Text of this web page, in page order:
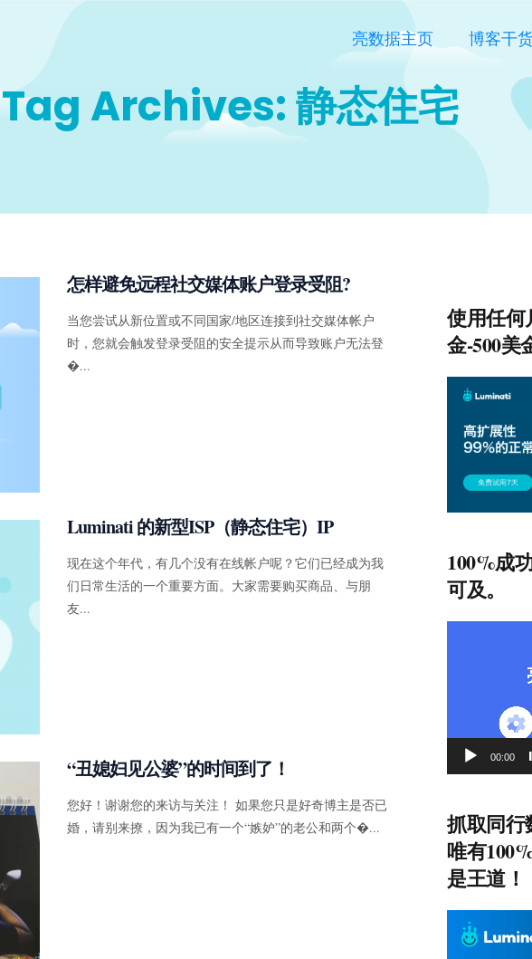
亮数据主页 博客干
Tag Archives: 静态住宅
怎样避免远程社交媒体账户登录受阻?
当您尝试从新位置或不同国家/地区连接到社交媒体帐户
时，您就会触发登录受阻的安全提示从而导致账户无法登
�...
Luminati 的新型ISP（静态住宅）IP
现在这个年代，有几个没有在线帐户呢？它们已经成为我
们日常生活的一个重要方面。大家需要购买商品、与朋
友...
“丑媳妇见公婆”的时间到了！
您好！谢谢您的来访与关注！ 如果您只是好奇博主是否已
婚，请别来撩，因为我已有一个“嫉妒”的老公和两个�...
使用任何
金-500美
100%成
可及。
器
00:00
抓取同行
唯有
是王道！